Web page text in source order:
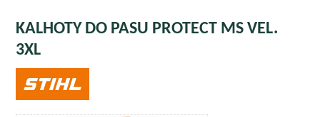
KALHOTY DO PASU PROTECT MS VEL.
3XL